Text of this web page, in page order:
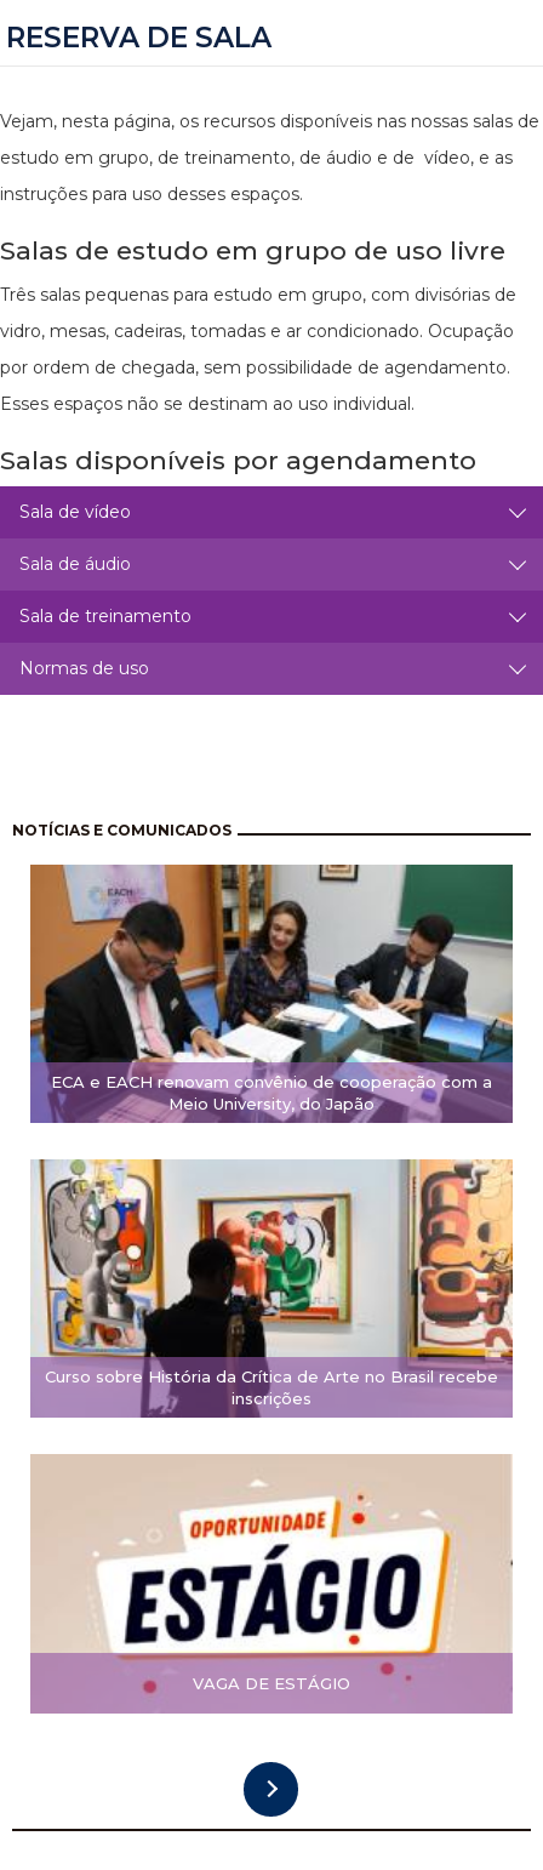
RESERVA DE SALA
Vejam, nesta página, os recursos disponíveis nas nossas salas de
estudo em grupo, de treinamento, de áudio e de vídeo, e as
instruções para uso desses espaços.
Salas de estudo em grupo de uso livre
Três salas pequenas para estudo em grupo, com divisórias de
vidro, mesas, cadeiras, tomadas e ar condicionado. Ocupação
por ordem de chegada, sem possibilidade de agendamento.
Esses espaços não se destinam ao uso individual.
Salas disponíveis por agendamento
Sala de vídeo
Sala de áudio
Sala de treinamento
Normas de uso
NOTÍCIAS E COMUNICADOS
ECA e EACH renovam convênio de cooperação com a
Meio University, do Japão
Curso sobre História da Crítica de Arte no Brasil recebe
inscrições
VAGA DE ESTÁGIO
Pagination